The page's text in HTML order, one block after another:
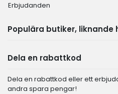
Erbjudanden
Populära butiker, liknande
Dela en rabattkod
Dela en rabattkod eller ett
andra spara pengar!